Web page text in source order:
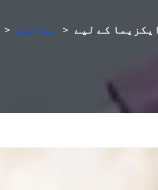
> مضامین >